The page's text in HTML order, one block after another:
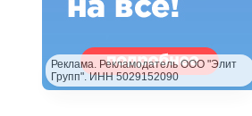
Wemor(10)
Villeroy&Boch
Реклама. Рекламодатель ООО "Элит
Групп". ИНН 5029152090